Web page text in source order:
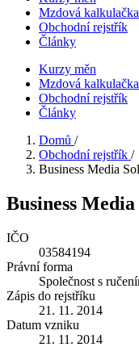
Mzdová kalkulačka
Obchodní rejstřík
Články
Kurzy měn
Mzdová kalkulačka
Obchodní rejstřík
Články
Domů /
Obchodní rejstřík /
Business Media
Business
IČO
03584194
Právní forma
Společnost s
Zápis do rejstříku
21. 11. 2014
Datum vzniku
21. 11. 2014